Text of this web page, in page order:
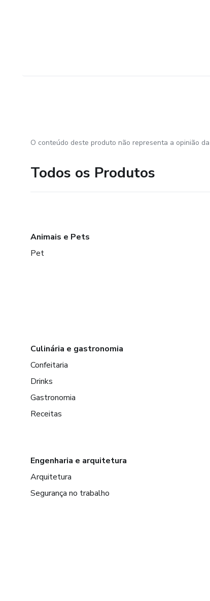
O conteúdo deste produto não representa a opinião
Todos os Produtos
Animais e Pets
Pet
Culinária e gastronomia
Confeitaria
Drinks
Gastronomia
Receitas
Engenharia e arquitetura
Arquitetura
Segurança no trabalho